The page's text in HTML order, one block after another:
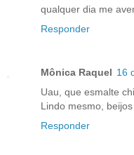
qualquer dia me
Responder
Mônica Raquel 16
Uau, que esmalte
Lindo mesmo, beijos
Responder